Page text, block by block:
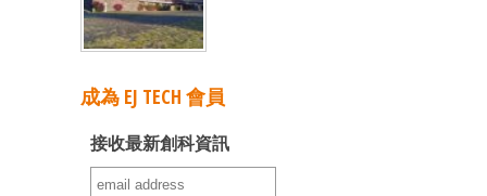
成為 EJ TECH 會員
接收最新創科資訊